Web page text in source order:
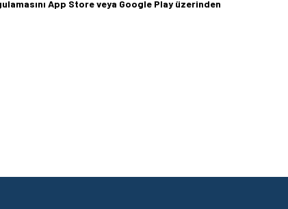
App Store veya Google Play üzerinden
- 2608603254